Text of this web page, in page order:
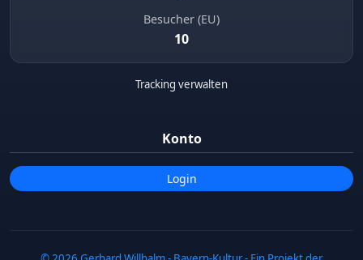
Besucher (EU)
10
Tracking verwalten
Konto
Login